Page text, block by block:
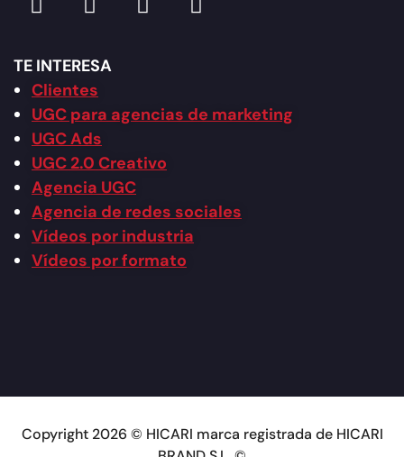
TE INTERESA
Clientes
UGC para agencias de marketing
UGC Ads
UGC 2.0 Creativo
Agencia UGC
Agencia de redes sociales
Vídeos por industria
Vídeos por formato
Copyright 2026 © HICARI marca registrada de HICARI